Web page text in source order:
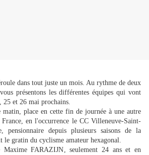
dans tout juste un mois. Au rythme de deux
présentons les différentes équipes qui vont
25 et 26 mai prochains.
place en cette fin de journée à une autre
en l'occurrence le CC Villeneuve-Saint-
pensionnaire depuis plusieurs saisons de la
gratin du cyclisme amateur hexagonal.
Maxime FARAZIJN, seulement 24 ans et en